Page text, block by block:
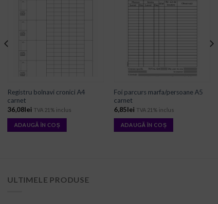
Registru bolnavi cronici A4
carnet
36,08lei TVA 21% inclus
ADAUGĂ ÎN COȘ
Foi parcurs marfa/persoane A5
carnet
6,85lei TVA 21% inclus
ADAUGĂ ÎN COȘ
ULTIMELE PRODUSE